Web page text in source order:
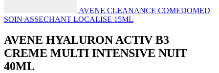
AVENE CLEANANCE COMEDOMED
SOIN ASSECHANT LOCALISE 15ML
AVENE HYALURON ACTIV B3
CREME MULTI INTENSIVE NUIT
40ML